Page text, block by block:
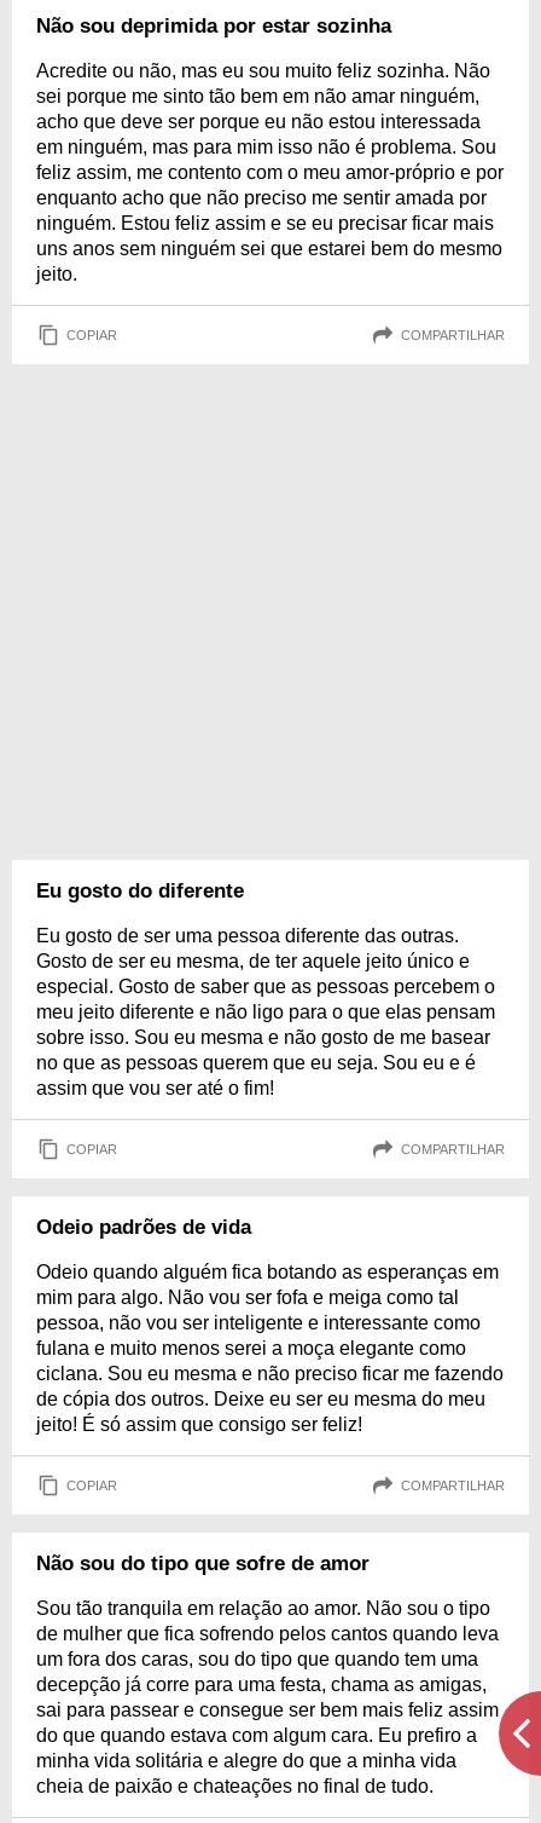
Não sou deprimida por estar sozinha
Acredite ou não, mas eu sou muito feliz sozinha. Não
sei porque me sinto tão bem em não amar ninguém,
acho que deve ser porque eu não estou interessada
em ninguém, mas para mim isso não é problema. Sou
feliz assim, me contento com o meu amor-próprio e por
enquanto acho que não preciso me sentir amada por
ninguém. Estou feliz assim e se eu precisar ficar mais
uns anos sem ninguém sei que estarei bem do mesmo
jeito.
COPIAR COMPARTILHAR
Eu gosto do diferente
Eu gosto de ser uma pessoa diferente das outras.
Gosto de ser eu mesma, de ter aquele jeito único e
especial. Gosto de saber que as pessoas percebem o
meu jeito diferente e não ligo para o que elas pensam
sobre isso. Sou eu mesma e não gosto de me basear
no que as pessoas querem que eu seja. Sou eu e é
assim que vou ser até o fim!
COPIAR COMPARTILHAR
Odeio padrões de vida
Odeio quando alguém fica botando as esperanças em
mim para algo. Não vou ser fofa e meiga como tal
pessoa, não vou ser inteligente e interessante como
fulana e muito menos serei a moça elegante como
ciclana. Sou eu mesma e não preciso ficar me fazendo
de cópia dos outros. Deixe eu ser eu mesma do meu
jeito! É só assim que consigo ser feliz!
COPIAR COMPARTILHAR
Não sou do tipo que sofre de amor
Sou tão tranquila em relação ao amor. Não sou o tipo
de mulher que fica sofrendo pelos cantos quando leva
um fora dos caras, sou do tipo que quando tem uma
decepção já corre para uma festa, chama as amigas,
sai para passear e consegue ser bem mais feliz assim
do que quando estava com algum cara. Eu prefiro a
minha vida solitária e alegre do que a minha vida
cheia de paixão e chateações no final de tudo.